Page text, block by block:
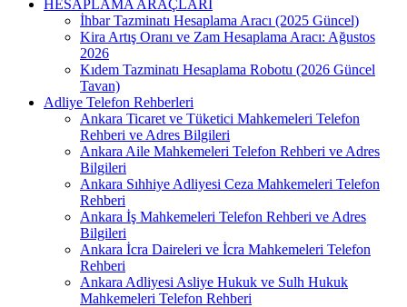
HESAPLAMA ARAÇLARI
İhbar Tazminatı Hesaplama Aracı (2025 Güncel)
Kira Artış Oranı ve Zam Hesaplama Aracı: Ağustos
2026
Kıdem Tazminatı Hesaplama Robotu (2026 Güncel
Tavan)
Adliye Telefon Rehberleri
Ankara Ticaret ve Tüketici Mahkemeleri Telefon
Rehberi ve Adres Bilgileri
Ankara Aile Mahkemeleri Telefon Rehberi ve Adres
Bilgileri
Ankara Sıhhiye Adliyesi Ceza Mahkemeleri Telefon
Rehberi
Ankara İş Mahkemeleri Telefon Rehberi ve Adres
Bilgileri
Ankara İcra Daireleri ve İcra Mahkemeleri Telefon
Rehberi
Ankara Adliyesi Asliye Hukuk ve Sulh Hukuk
Mahkemeleri Telefon Rehberi